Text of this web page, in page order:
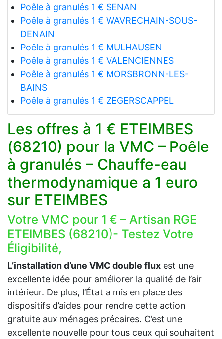
Poêle à granulés 1 € SENAN
Poêle à granulés 1 € WAVRECHAIN-SOUS-
DENAIN
Poêle à granulés 1 € MULHAUSEN
Poêle à granulés 1 € VALENCIENNES
Poêle à granulés 1 € MORSBRONN-LES-
BAINS
Poêle à granulés 1 € ZEGERSCAPPEL
Les offres à 1 € ETEIMBES
(68210) pour la VMC – Poêle
à granulés – Chauffe-eau
thermodynamique a 1 euro
sur ETEIMBES
Votre VMC pour 1 € – Artisan RGE
ETEIMBES (68210)- Testez Votre
Éligibilité,
L’installation d’une VMC double flux est une
excellente idée pour améliorer la qualité de l’air
intérieur. De plus, l’État a mis en place des
dispositifs d’aides pour rendre cette action
gratuite aux ménages précaires. C’est une
excellente nouvelle pour tous ceux qui souhaitent